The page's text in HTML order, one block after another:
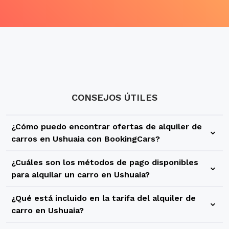
CONSEJOS ÚTILES
¿Cómo puedo encontrar ofertas de alquiler de
carros en Ushuaia con BookingCars?
En BookingCars puedes utilizar nuestro buscador para
encontrar una gran variedad de ofertas y precios para tu
reservar vehículos de diferentes categorías y con
diferentes compañías de rent a car para que puedas elegir
¿Cuáles son los métodos de pago disponibles
para alquilar un carro en Ushuaia?
En BookingCars te ofrecemos diferentes métodos de pago
para que tu alquiler de carros en Ushuaia sea simple y
¿Qué está incluido en la tarifa del alquiler de
carro en Ushuaia?